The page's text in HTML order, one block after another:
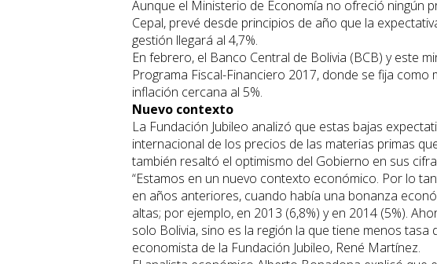
Aunque el Ministerio de Economía no ofreció ningún
Cepal, prevé desde principios de año que la
gestión llegará al 4,7%.
En febrero, el Banco Central de Bolivia (BCB) y este
Programa Fiscal-Financiero 2017, donde se fija
inflación cercana al 5%.
Nuevo contexto
La Fundación Jubileo analizó que estas bajas
internacional de los precios de las materias primas
también resaltó el optimismo del Gobierno en sus
“Estamos en un nuevo contexto económico. Por lo
en años anteriores, cuando había una bonanza
altas; por ejemplo, en 2013 (6,8%) y en 2014 (5%).
solo Bolivia, sino es la región la que tiene menos
economista de la Fundación Jubileo, René Martínez.